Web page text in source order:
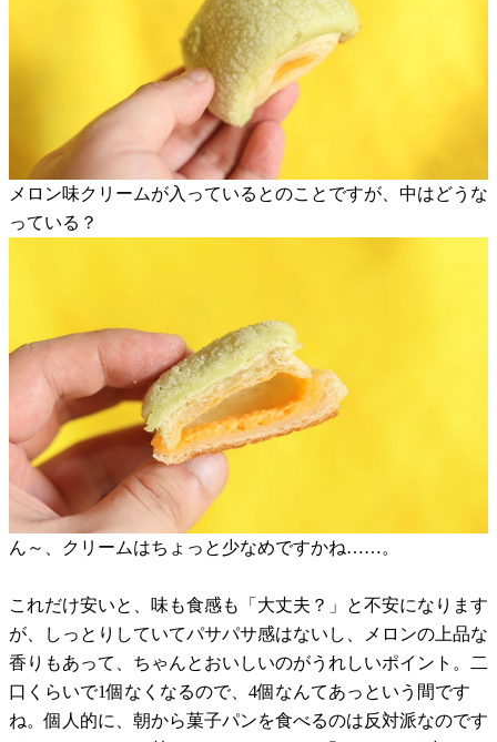
メロン味クリームが入っているとのことですが、中はどうな
っている？
ん～、クリームはちょっと少なめですかね……。
これだけ安いと、味も食感も「大丈夫？」と不安になります
が、しっとりしていてパサパサ感はないし、メロンの上品な
香りもあって、ちゃんとおいしいのがうれしいポイント。二
口くらいで1個なくなるので、4個なんてあっという間です
ね。個人的に、朝から菓子パンを食べるのは反対派なのです